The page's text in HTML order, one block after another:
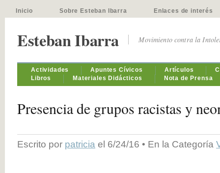
Inicio Sobre Esteban Ibarra Enlaces de interés
Esteban Ibarra Movimiento contra la
Actividades Apuntes Cívicos Artículos
Libros
Materiales Didácticos Nota de Prensa
Presencia de grupos racistas y
Escrito por patricia el 6/24/16 • En la Categoría